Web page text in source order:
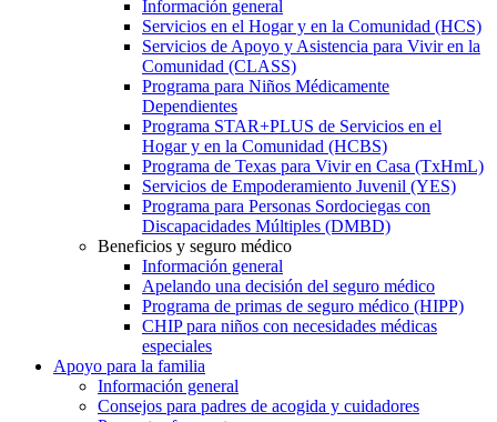
Información general
Servicios en el Hogar y en la Comunidad (HCS)
Servicios de Apoyo y Asistencia para Vivir en la
Comunidad (CLASS)
Programa para Niños Médicamente
Dependientes
Programa STAR+PLUS de Servicios en el
Hogar y en la Comunidad (HCBS)
Programa de Texas para Vivir en Casa (TxHmL)
Servicios de Empoderamiento Juvenil (YES)
Programa para Personas Sordociegas con
Discapacidades Múltiples (DMBD)
Beneficios y seguro médico
Información general
Apelando una decisión del seguro médico
Programa de primas de seguro médico (HIPP)
CHIP para niños con necesidades médicas
especiales
Apoyo para la familia
Información general
Consejos para padres de acogida y cuidadores